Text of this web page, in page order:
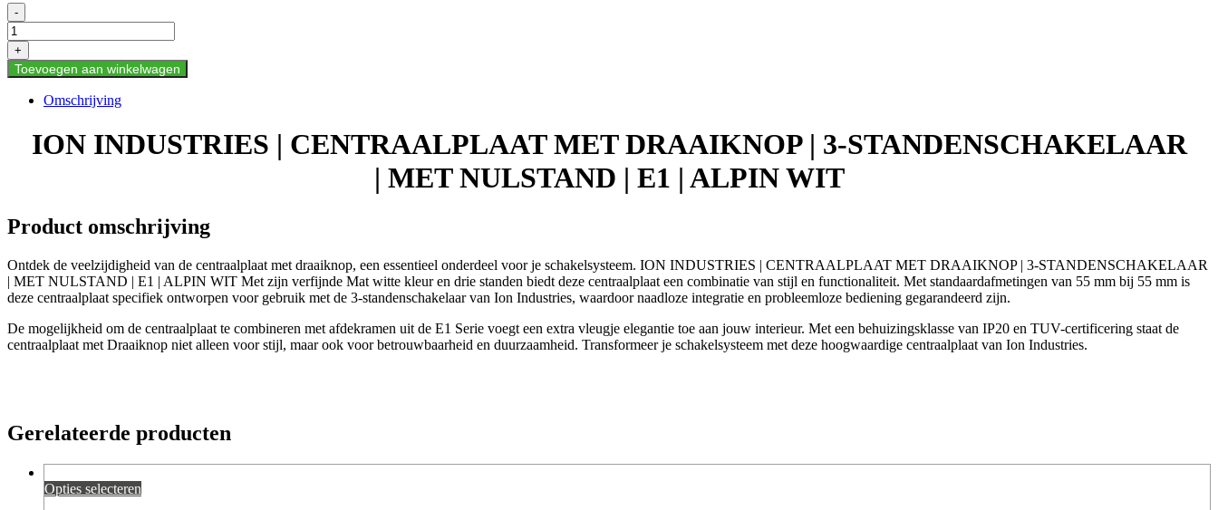
ION
INDUSTRIES
|
CENTRAALPLAAT
MET
STANDENSCHAKELAAR
E1
|
WIT
aantal
-
+
Toevoegen aan winkelwagen
Omschrijving
ION INDUSTRIES | CENTRAALPLAAT MET DRAAIKNOP | 3-STANDENSCHAKELAAR
| MET NULSTAND | E1 | ALPIN WIT
Product omschrijving
Ontdek de veelzijdigheid van de centraalplaat met draaiknop, een essentieel onderdeel voor je schakelsysteem. ION INDUSTRIES | CENTRAALPLAAT MET DRAAIKNOP | 3-STANDENSCHAKELAAR
| MET NULSTAND | E1 | ALPIN WIT Met zijn verfijnde Mat witte kleur en drie standen biedt deze centraalplaat een combinatie van stijl en functionaliteit. Met standaardafmetingen van 55 mm bij 55 mm is
deze centraalplaat specifiek ontworpen voor gebruik met de 3-standenschakelaar van Ion Industries, waardoor naadloze integratie en probleemloze bediening gegarandeerd zijn.
De mogelijkheid om de centraalplaat te combineren met afdekramen uit de E1 Serie voegt een extra vleugje elegantie toe aan jouw interieur. Met een behuizingsklasse van IP20 en TUV-certificering staat de
centraalplaat met Draaiknop niet alleen voor stijl, maar ook voor betrouwbaarheid en duurzaamheid. Transformeer je schakelsysteem met deze hoogwaardige centraalplaat van Ion Industries.
Gerelateerde producten
Opties selecteren